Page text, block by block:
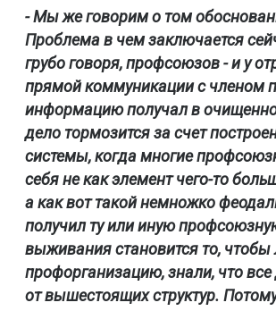
- Мы же говорим о том
Проблема в чем заключается
грубо говоря, профсоюзов - и у
прямой коммуникации с членом
информацию получал в
дело тормозится за счет
системы, когда многие
себя не как элемент чего-то
а как вот такой немножко
получил ту или иную
выживания становится то,
профорганизацию, знали, что все
от вышестоящих структур.